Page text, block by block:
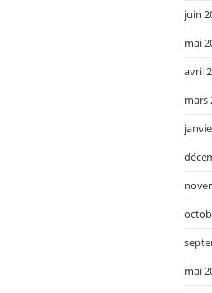
juin
mai
avril
mars
mai